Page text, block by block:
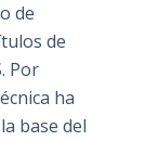
de
de
Por
ha
base del